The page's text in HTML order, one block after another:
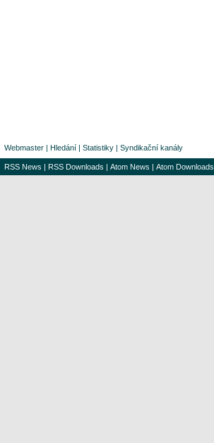
Webmaster | Hledání | Statistiky | Syndikační kanály
RSS News | RSS Downloads | Atom News | Atom Downloads